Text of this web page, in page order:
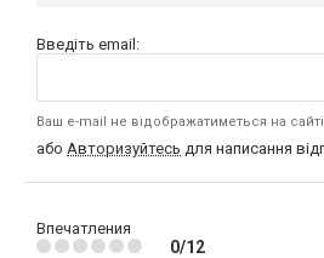
Введіть email:
Ваш e-mail не відображатиметься на сайті
або Авторизуйтесь для написання
Впечатления
0/12